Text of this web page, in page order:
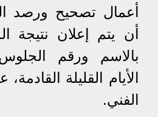
أعمال تصحيح ورصد
أن يتم إعلان نتيجة
الأيام القليلة القادمة،
الفني.